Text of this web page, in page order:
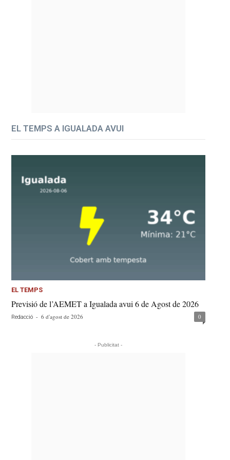
EL TEMPS A IGUALADA AVUI
EL TEMPS
Previsió de l’AEMET a Igualada avui 6 de Agost de 2026
Redacció - 6 d'agost de 2026 0
- Publicitat -